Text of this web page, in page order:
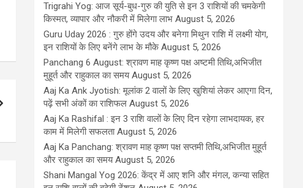
Trigrahi Yog: आज सूर्य-बुध-गुरु की युति से इन 3 राशियों की चमकेगी
किस्मत, व्यापार और नौकरी में मिलेगा लाभ August 5, 2026
Guru Uday 2026 : गुरु होंगे उदय और बनेगा मिथुन राशि में लक्ष्मी योग,
इन राशियों के लिए बनेंगे लाभ के मौके August 5, 2026
Panchang 6 August: श्रावण माह कृष्ण पक्ष अष्टमी तिथि,अभिजीत
मुहूर्त और राहुकाल का समय August 5, 2026
Aaj Ka Ank Jyotish: मूलांक 2 वालों के लिए खुशियां लेकर आएगा दिन,
पढ़ें सभी अंकों का राशिफल August 5, 2026
Aaj Ka Rashifal : इन 3 राशि वालों के लिए दिन रहेगा लाभदायक, हर
काम में मिलेगी सफलता August 5, 2026
Aaj Ka Panchang: श्रावण माह कृष्ण पक्ष सप्तमी तिथि,अभिजीत मुहूर्त
और राहुकाल का समय August 5, 2026
Shani Mangal Yog 2026: केंद्र में आए शनि और मंगल, कन्या सहित